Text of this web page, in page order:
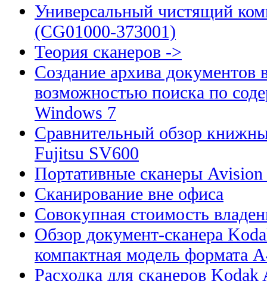
Универсальный чистящий
(CG01000-373001)
Теория сканеров ->
Создание архива документов
возможностью поиска по
Windows 7
Сравнительный обзор
Fujitsu SV600
Портативные сканеры Avision
Сканирование вне офиса
Совокупная стоимость
Обзор документ-сканера
компактная модель формата
Расходка для сканеров